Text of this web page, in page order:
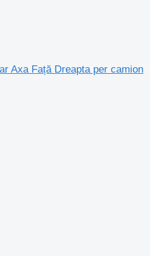
Axa Față Dreapta per camion